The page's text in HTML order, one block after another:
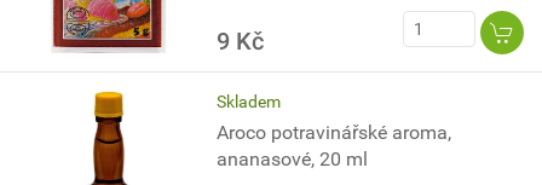
9 Kč
Skladem
Aroco potravinářské aroma,
ananasové, 20 ml